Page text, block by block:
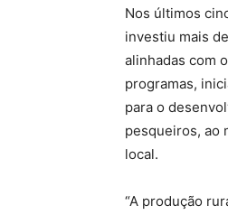
Nos últimos
investiu mais
alinhadas com
programas,
para o
pesqueiros, ao
local.
“A produção